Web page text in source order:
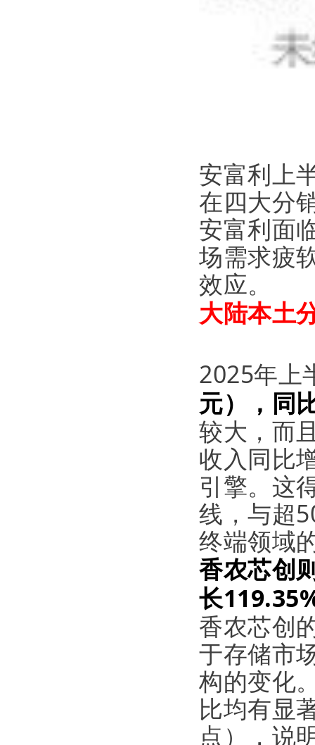
安富利上
在四大分
安富利面
场需求疲
效应。
大陆本土
2025年上
元），同
较大，而
收入同比
引擎。这
线，与超
终端领域
香农芯创
长
香农芯创
于存储市
构的变化
比均有显
点），说